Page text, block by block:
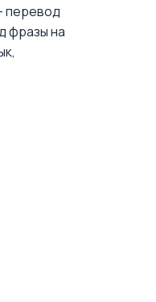
перевод
фразы на